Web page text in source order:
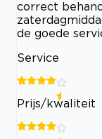
correct
de goede
Service
Prijs/kwaliteit